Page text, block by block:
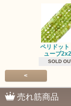
ペリドッ
ューブ
SOLD
<
売れ筋商品